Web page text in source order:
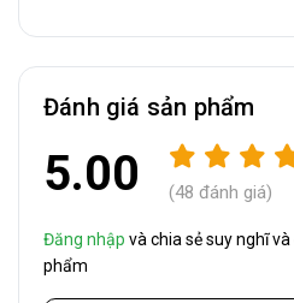
Đánh giá sản phẩm
5.00 (48 đánh giá)
Đăng nhập và chia sẻ suy nghĩ
phẩm